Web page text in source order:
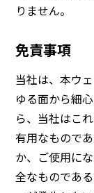
りません。
免責事項
当社は、本ウ
ゆる面から細
ら、当社はこ
有用なもので
か、ご使用に
全なものであ